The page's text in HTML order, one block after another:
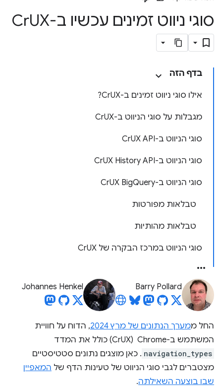
סוגי ניווט זמינים עכשיו ב-CrUX
בדף הזה
אילו סוגי ניווט זמינים ב-CrUX?
מגבלות על סוגי הניווט ב-CrUX
סוגי הניווט ב-CrUX API
סוגי הניווט ב-CrUX History API
סוגי הניווט ב-CrUX BigQuery
טבלאות מפורטות
טבלאות מהותיות
סוגי הניווט במרכז הבקרה של CrUX
Barry Pollard
Johannes Henkel
החל ממערך הנתונים של מרץ 2024
, הדוח על חוויית
המשתמש ב-Chrome ‏ (CrUX) כולל את המדד
navigation_types . כאן מוצגים נתונים סטטיסטיים
מצטברים לגבי סוגי הניווט של טעינות הדף של המאפיין
שבו בוצעה השאילתה.